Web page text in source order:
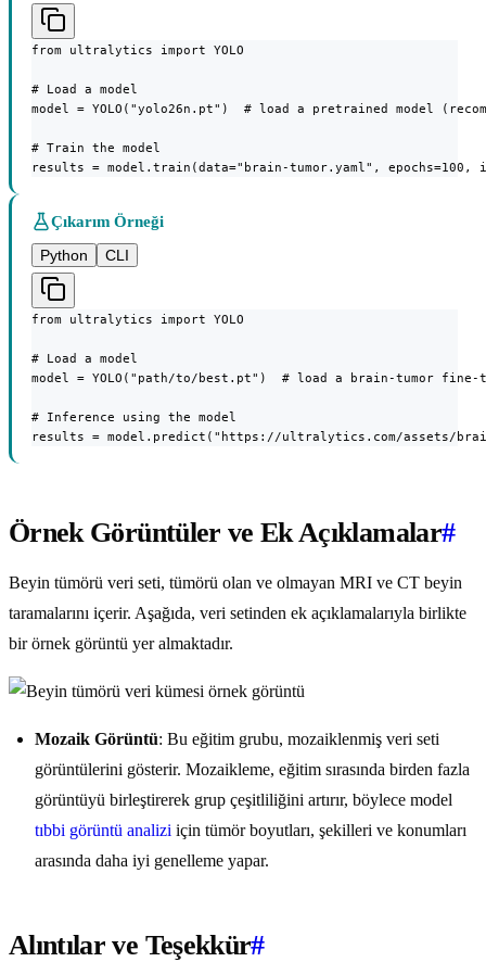
from ultralytics import YOLO
# Load a model
model = YOLO("yolo26n.pt")  # load a pretrained model
# Train the model
results = model.train(data="brain-tumor.yaml", epochs=100,
Çıkarım Örneği
Python
CLI
from ultralytics import YOLO
# Load a model
model = YOLO("path/to/best.pt")  # load a brain-tumor fine-
# Inference using the model
results = model.predict("https://ultralytics.com/assets/
Örnek Görüntüler ve Ek Açıklamalar#
Beyin tümörü veri seti, tümörü olan ve olmayan MRI ve CT beyin
taramalarını içerir. Aşağıda, veri setinden ek açıklamalarıyla birlikte
bir örnek görüntü yer almaktadır.
Mozaik Görüntü: Bu eğitim grubu, mozaiklenmiş veri seti
görüntülerini gösterir. Mozaikleme, eğitim sırasında birden fazla
görüntüyü birleştirerek grup çeşitliliğini artırır, böylece model
tıbbi görüntü analizi için tümör boyutları, şekilleri ve konumları
arasında daha iyi genelleme yapar.
Alıntılar ve Teşekkür#